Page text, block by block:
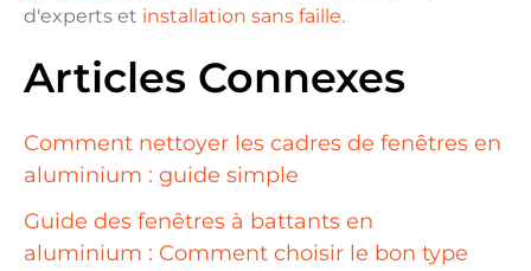
d'experts et installation sans faille.
Articles Connexes
Comment nettoyer les cadres de fenêtres en
aluminium : guide simple
Guide des fenêtres à battants en
aluminium : Comment choisir le bon type